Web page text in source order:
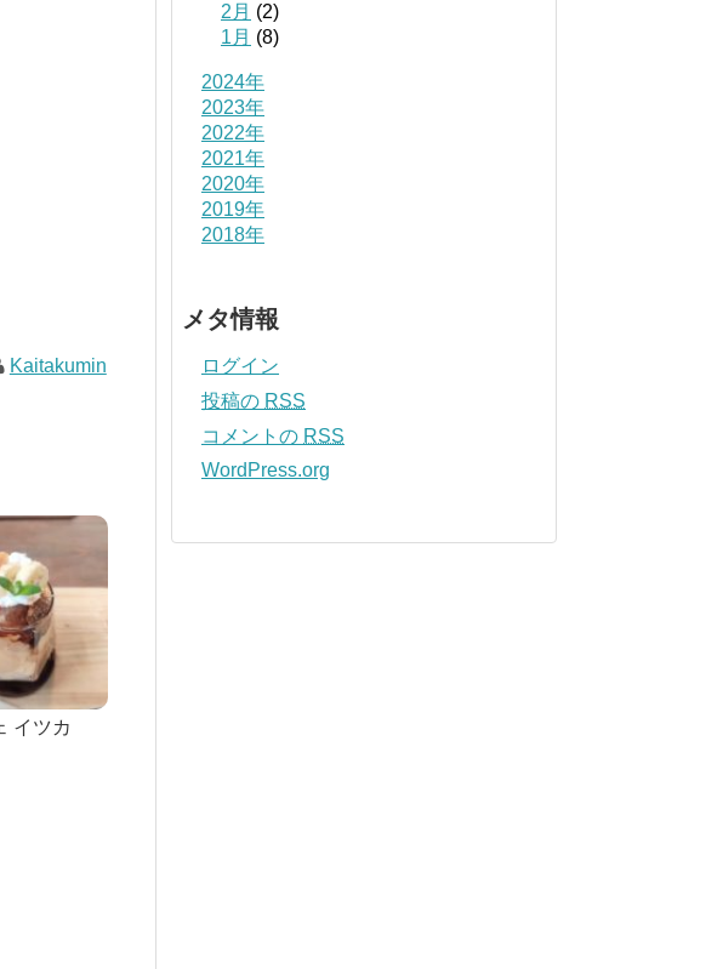
Kaitakumin
イツカ
2月 (2)
1月 (8)
2024年
2023年
2022年
2021年
2020年
2019年
2018年
メタ情報
ログイン
投稿の RSS
コメントの RSS
WordPress.org